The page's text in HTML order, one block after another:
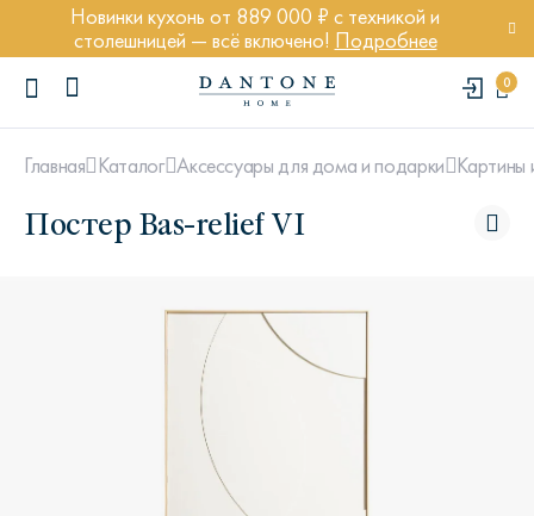
Новинки кухонь от 889 000 ₽ с техникой и
столешницей — всё включено! Подробнее
0
ПОПУЛЯРНЫЕ ЗАПРОСЫ
Главная Каталог Аксессуары для дома и подарки Картины
Постер Bas-relief VI